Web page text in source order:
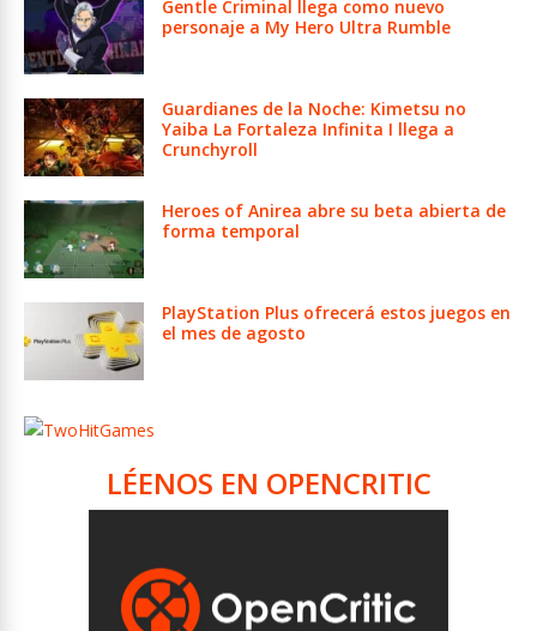
Gentle Criminal llega como nuevo
personaje a My Hero Ultra Rumble
Guardianes de la Noche: Kimetsu no
Yaiba La Fortaleza Infinita I llega a
Crunchyroll
Heroes of Anirea abre su beta abierta de
forma temporal
PlayStation Plus ofrecerá estos juegos en
el mes de agosto
LÉENOS EN OPENCRITIC